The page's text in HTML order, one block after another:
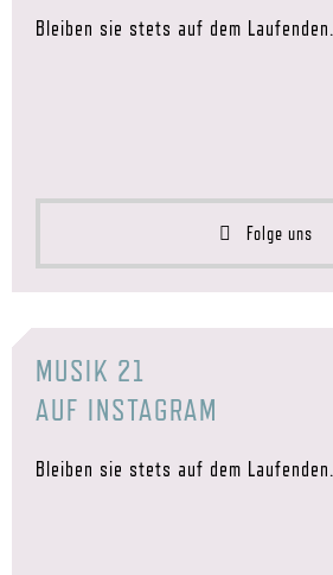
Bleiben sie stets auf dem Laufenden.
Folge uns
MUSIK 21
AUF INSTAGRAM
Bleiben sie stets auf dem Laufenden.